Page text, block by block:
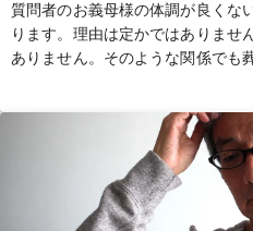
質問者のお義母様の体調が良くな
ります。理由は定かではありませ
ありません。そのような関係でも